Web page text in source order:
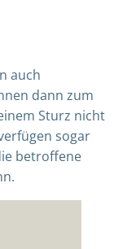
auch
dann zum
Sturz nicht
sogar
betroffene